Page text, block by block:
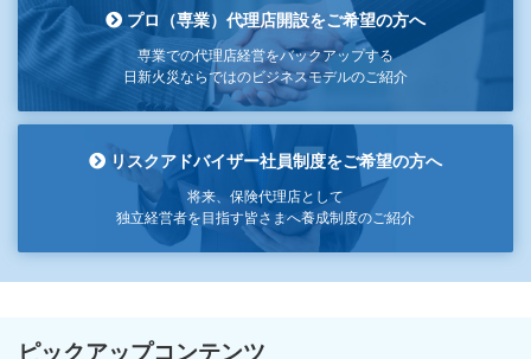
プロ（専業）代理店開設をご希望の方へ
専業での代理店経営をバックアップする
日新火災ならではのビジネスモデルのご紹介
リスクアドバイザー社員制度をご希望の方へ
将来、保険代理店として
独立経営者を目指す皆さまへ養成制度のご紹介
ピックアップコンテンツ